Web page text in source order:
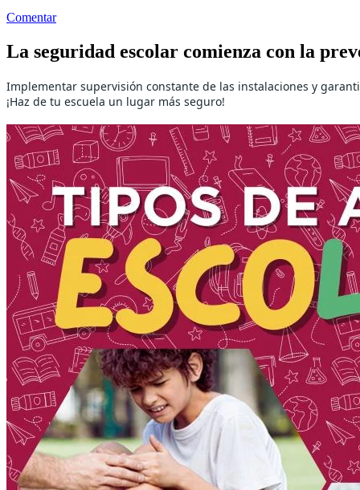
Comentar
La seguridad escolar comienza con la
Implementar supervisión constante de las instalaciones y
¡Haz de tu escuela un lugar más seguro!